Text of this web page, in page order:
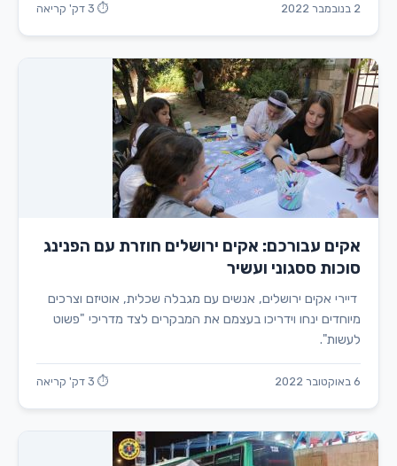
2 בנובמבר 2022 ⏱ 3 דק' קריאה
אקים עבורכם: אקים ירושלים חוזרת עם הפנינג
סוכות ססגוני ועשיר
דיירי אקים ירושלים, אנשים עם מגבלה שכלית, אוטיזם וצרכים
מיוחדים ינחו וידריכו בעצמם את המבקרים לצד מדריכי "פשוט
לעשות".
6 באוקטובר 2022 ⏱ 3 דק' קריאה